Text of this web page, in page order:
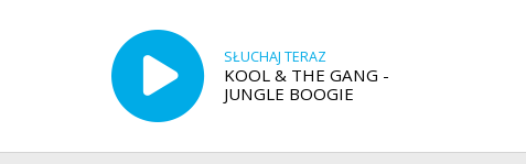
SŁUCHAJ TERAZ
KOOL & THE GANG -
JUNGLE BOOGIE